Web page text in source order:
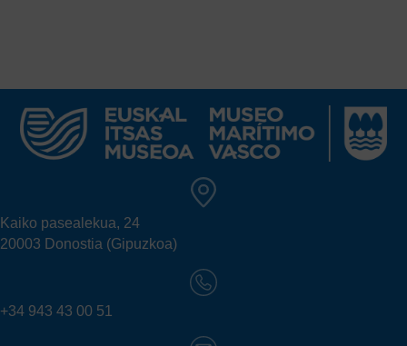
Kaiko pasealekua, 24
20003 Donostia (Gipuzkoa)
+34 943 43 00 51